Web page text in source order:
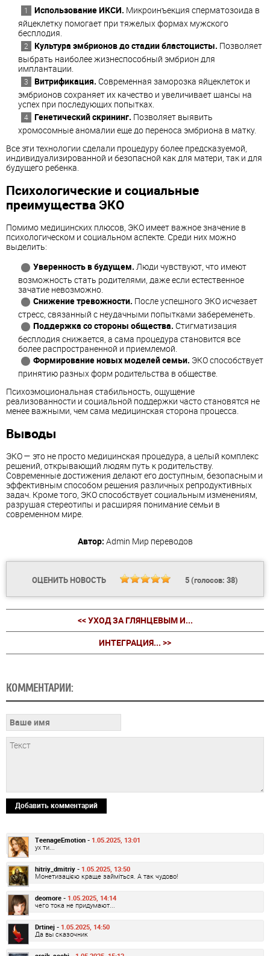
Использование ИКСИ. Микроинъекция сперматозоида в
яйцеклетку помогает при тяжелых формах мужского
бесплодия.
Культура эмбрионов до стадии бластоцисты. Позволяет
выбрать наиболее жизнеспособный эмбрион для
имплантации.
Витрификация. Современная заморозка яйцеклеток и
эмбрионов сохраняет их качество и увеличивает шансы на
успех при последующих попытках.
Генетический скрининг. Позволяет выявить
хромосомные аномалии еще до переноса эмбриона в матку.
Все эти технологии сделали процедуру более предсказуемой,
индивидуализированной и безопасной как для матери, так и для
будущего ребенка.
Психологические и социальные
преимущества ЭКО
Помимо медицинских плюсов, ЭКО имеет важное значение в
психологическом и социальном аспекте. Среди них можно
выделить:
Уверенность в будущем. Люди чувствуют, что имеют
возможность стать родителями, даже если естественное
зачатие невозможно.
Снижение тревожности. После успешного ЭКО исчезает
стресс, связанный с неудачными попытками забеременеть.
Поддержка со стороны общества. Стигматизация
бесплодия снижается, а сама процедура становится все
более распространенной и приемлемой.
Формирование новых моделей семьи. ЭКО способствует
принятию разных форм родительства в обществе.
Психоэмоциональная стабильность, ощущение
реализованности и социальной поддержки часто становятся не
менее важными, чем сама медицинская сторона процесса.
Выводы
ЭКО — это не просто медицинская процедура, а целый комплекс
решений, открывающий людям путь к родительству.
Современные достижения делают его доступным, безопасным и
эффективным способом решения различных репродуктивных
задач. Кроме того, ЭКО способствует социальным изменениям,
разрушая стереотипы и расширяя понимание семьи в
современном мире.
Автор: Admin Мир переводов
ОЦЕНИТЬ НОВОСТЬ 5(голосов: 38)
<< УХОД ЗА ГЛЯНЦЕВЫМ И...
ИНТЕГРАЦИЯ... >>
КОММЕНТАРИИ:
Добавить комментарий
TeenageEmotion - 1.05.2025, 13:01
ух ти...
hitriy_dmitriy - 1.05.2025, 13:50
Монетизацією краще займіться. А так чудово!
deomore - 1.05.2025, 14:14
чего тока не придумают...
Drtinej - 1.05.2025, 14:50
Да вы сказочник